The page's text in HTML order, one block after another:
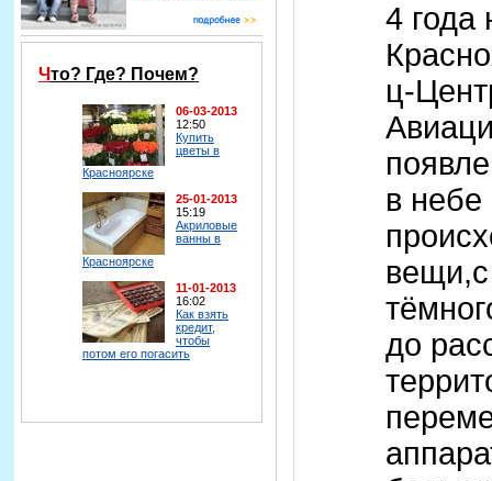
Что? Где? Почем?
06-03-2013
12:50
Купить
цветы в
Красноярске
25-01-2013
15:19
Акриловые
ванны в
Красноярске
11-01-2013
16:02
Как взять
кредит,
чтобы
потом его погасить
4 года
ц-
в
до